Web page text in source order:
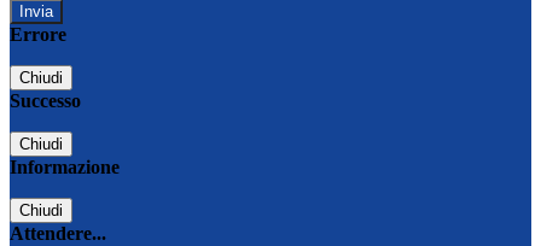
Errore
Chiudi
Successo
Chiudi
Informazione
Chiudi
Attendere...